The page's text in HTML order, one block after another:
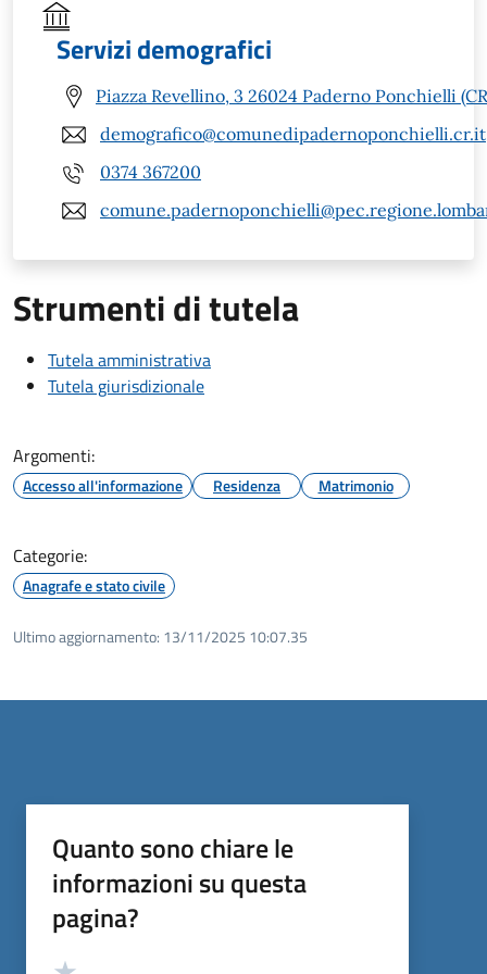
Servizi demografici
Piazza Revellino, 3 26024 Paderno Ponchielli
demografico@comunedipadernoponchielli.cr.it
0374 367200
Strumenti di tutela
Tutela amministrativa
Tutela giurisdizionale
Argomenti:
Accesso all'informazione Residenza Matrimonio
Categorie:
Anagrafe e stato civile
Ultimo aggiornamento: 13/11/2025 10:07.35
Quanto sono chiare le
informazioni su questa
pagina?
Valutazione